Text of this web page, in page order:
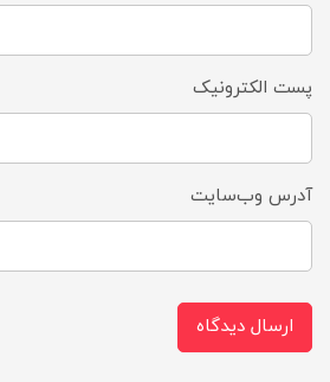
پست الکترونیک
آدرس وب‌سایت
ارسال دیدگاه